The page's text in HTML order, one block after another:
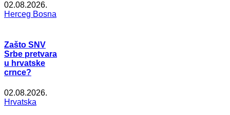
02.08.2026.
Herceg Bosna
Zašto SNV
Srbe pretvara
u hrvatske
crnce?
02.08.2026.
Hrvatska